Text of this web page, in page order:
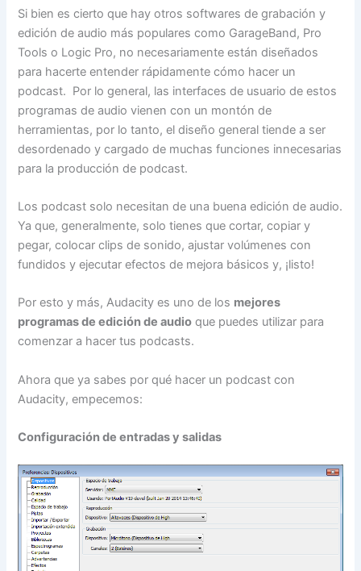
Si bien es cierto que hay otros softwares de grabación y
edición de audio más populares como GarageBand, Pro
Tools o Logic Pro, no necesariamente están diseñados
para hacerte entender rápidamente cómo hacer un
podcast. Por lo general, las interfaces de usuario de estos
programas de audio vienen con un montón de
herramientas, por lo tanto, el diseño general tiende a ser
desordenado y cargado de muchas funciones innecesarias
para la producción de podcast.
Los podcast solo necesitan de una buena edición de audio.
Ya que, generalmente, solo tienes que cortar, copiar y
pegar, colocar clips de sonido, ajustar volúmenes con
fundidos y ejecutar efectos de mejora básicos y, ¡listo!
Por esto y más, Audacity es uno de los mejores
programas de edición de audio que puedes utilizar para
comenzar a hacer tus podcasts.
Ahora que ya sabes por qué hacer un podcast con
Audacity, empecemos:
Configuración de entradas y salidas